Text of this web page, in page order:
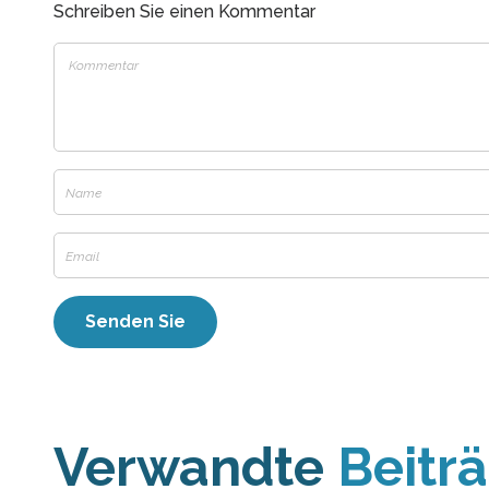
Schreiben Sie einen Kommentar
Verwandte